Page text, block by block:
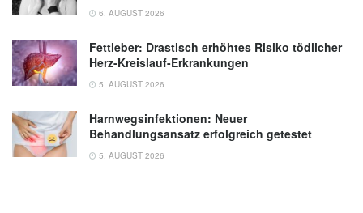
6. AUGUST 2026
Fettleber: Drastisch erhöhtes Risiko tödlicher
Herz-Kreislauf-Erkrankungen
5. AUGUST 2026
Harnwegsinfektionen: Neuer
Behandlungsansatz erfolgreich getestet
5. AUGUST 2026